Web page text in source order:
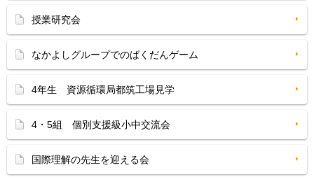
授業研究会
なかよしグループでのばくだんゲーム
4年生 資源循環局都筑工場見学
4・5組 個別支援級小中交流会
国際理解の先生を迎える会